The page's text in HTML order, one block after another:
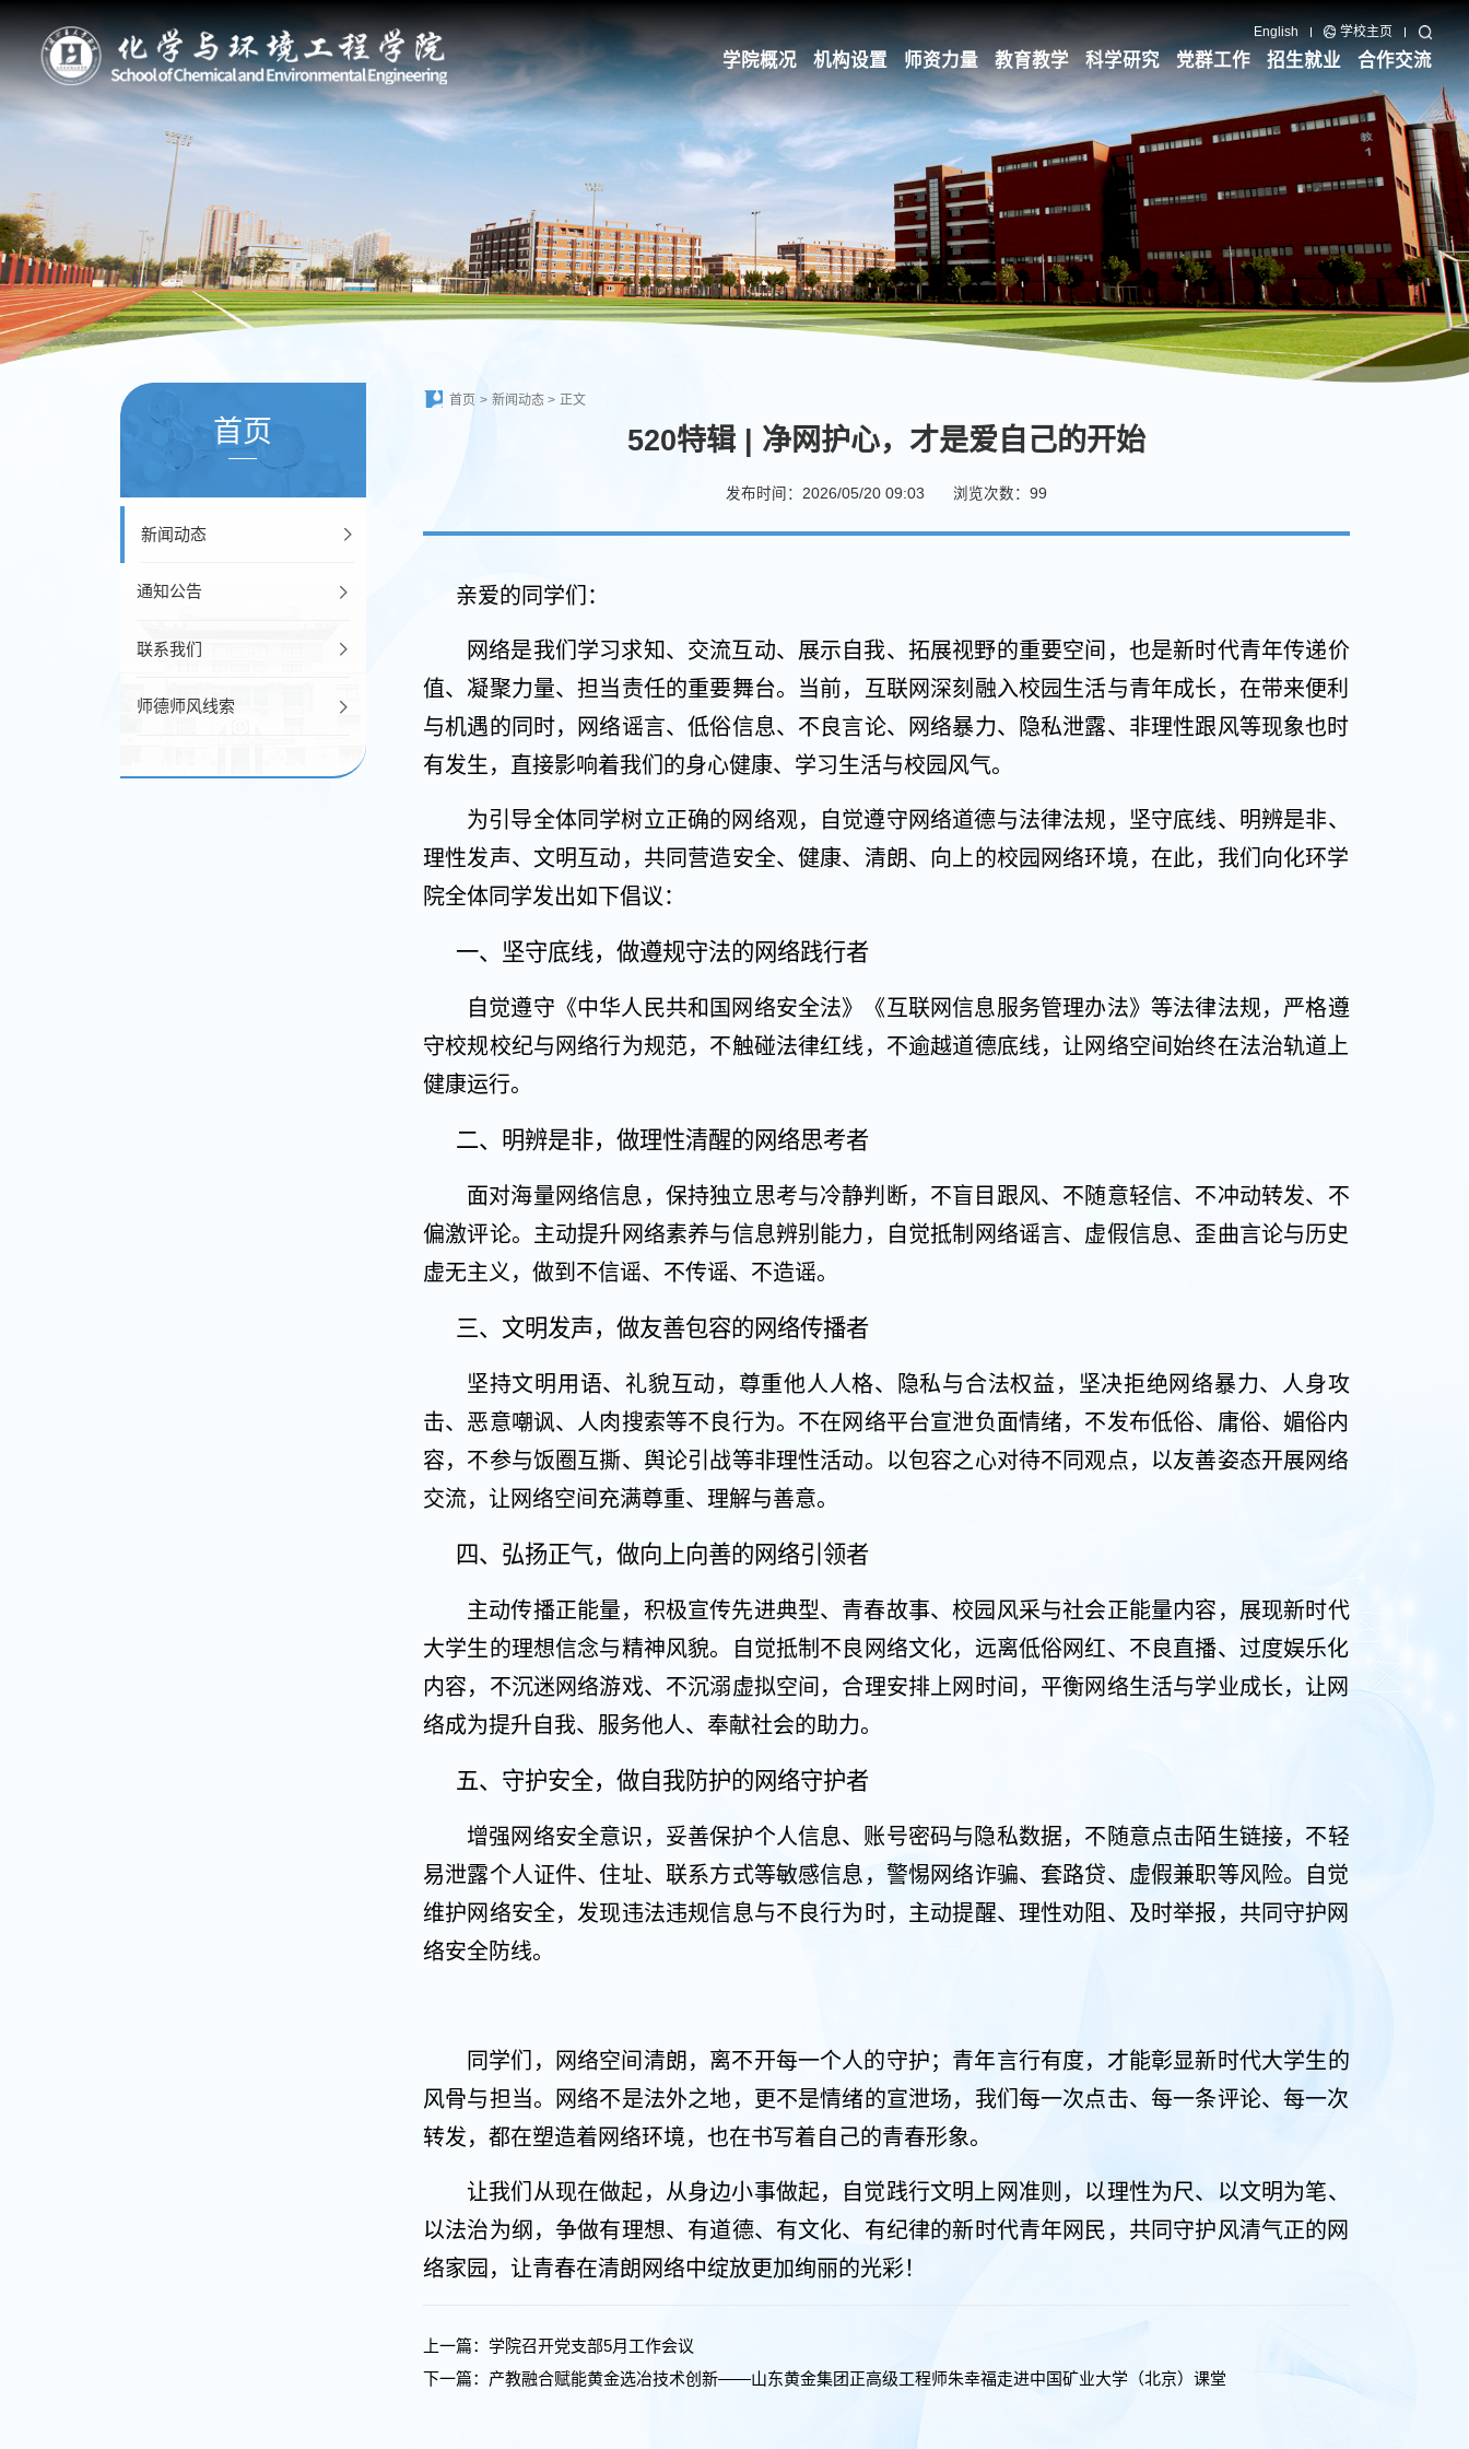
English 学校主页
学院概况 机构设置 师资力量 教育教学 科学研究 党群工作 招生就业 合作交流
首页
新闻动态
通知公告
联系我们
师德师风线索
首页 > 新闻动态 > 正文
520特辑 | 净网护心，才是爱自己的开始
发布时间：2026/05/20 09:03 浏览次数： 99
亲爱的同学们：
网络是我们学习求知、交流互动、展示自我、拓展视野的重要空间，也是新时代青年传递价
值、凝聚力量、担当责任的重要舞台。当前，互联网深刻融入校园生活与青年成长，在带来便利
与机遇的同时，网络谣言、低俗信息、不良言论、网络暴力、隐私泄露、非理性跟风等现象也时
有发生，直接影响着我们的身心健康、学习生活与校园风气。
为引导全体同学树立正确的网络观，自觉遵守网络道德与法律法规，坚守底线、明辨是非、
理性发声、文明互动，共同营造安全、健康、清朗、向上的校园网络环境，在此，我们向化环学
院全体同学发出如下倡议：
一、坚守底线，做遵规守法的网络践行者
自觉遵守《中华人民共和国网络安全法》《互联网信息服务管理办法》等法律法规，严格遵
守校规校纪与网络行为规范，不触碰法律红线，不逾越道德底线，让网络空间始终在法治轨道上
健康运行。
二、明辨是非，做理性清醒的网络思考者
面对海量网络信息，保持独立思考与冷静判断，不盲目跟风、不随意轻信、不冲动转发、不
偏激评论。主动提升网络素养与信息辨别能力，自觉抵制网络谣言、虚假信息、歪曲言论与历史
虚无主义，做到不信谣、不传谣、不造谣。
三、文明发声，做友善包容的网络传播者
坚持文明用语、礼貌互动，尊重他人人格、隐私与合法权益，坚决拒绝网络暴力、人身攻
击、恶意嘲讽、人肉搜索等不良行为。不在网络平台宣泄负面情绪，不发布低俗、庸俗、媚俗内
容，不参与饭圈互撕、舆论引战等非理性活动。以包容之心对待不同观点，以友善姿态开展网络
交流，让网络空间充满尊重、理解与善意。
四、弘扬正气，做向上向善的网络引领者
主动传播正能量，积极宣传先进典型、青春故事、校园风采与社会正能量内容，展现新时代
大学生的理想信念与精神风貌。自觉抵制不良网络文化，远离低俗网红、不良直播、过度娱乐化
内容，不沉迷网络游戏、不沉溺虚拟空间，合理安排上网时间，平衡网络生活与学业成长，让网
络成为提升自我、服务他人、奉献社会的助力。
五、守护安全，做自我防护的网络守护者
增强网络安全意识，妥善保护个人信息、账号密码与隐私数据，不随意点击陌生链接，不轻
易泄露个人证件、住址、联系方式等敏感信息，警惕网络诈骗、套路贷、虚假兼职等风险。自觉
维护网络安全，发现违法违规信息与不良行为时，主动提醒、理性劝阻、及时举报，共同守护网
络安全防线。
同学们，网络空间清朗，离不开每一个人的守护；青年言行有度，才能彰显新时代大学生的
风骨与担当。网络不是法外之地，更不是情绪的宣泄场，我们每一次点击、每一条评论、每一次
转发，都在塑造着网络环境，也在书写着自己的青春形象。
让我们从现在做起，从身边小事做起，自觉践行文明上网准则，以理性为尺、以文明为笔、
以法治为纲，争做有理想、有道德、有文化、有纪律的新时代青年网民，共同守护风清气正的网
络家园，让青春在清朗网络中绽放更加绚丽的光彩！
上一篇： 学院召开党支部5月工作会议
下一篇： 产教融合赋能黄金选冶技术创新——山东黄金集团正高级工程师朱幸福走进中国矿业大学（北京）课堂